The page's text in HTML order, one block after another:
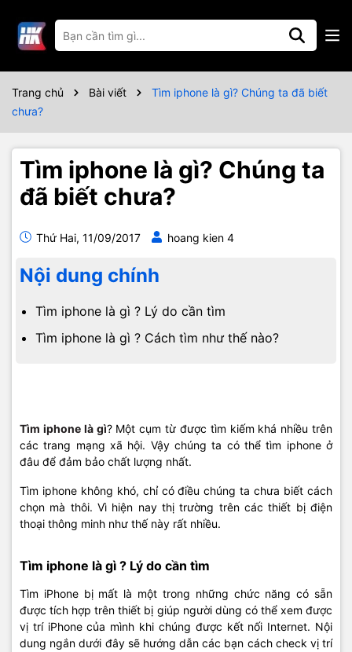
Trang chủ Bài viết
Tìm iphone là gì? Chúng ta đã biết
chưa?
Tìm iphone là gì? Chúng ta
đã biết chưa?
Thứ Hai, 11/09/2017 hoang kien 4
Nội dung chính
Tìm iphone là gì ? Lý do cần tìm
Tìm iphone là gì ? Cách tìm như thế nào?
Tìm iphone là gì? Một cụm từ được tìm kiếm khá nhiều trên
các trang mạng xã hội. Vậy chúng ta có thể tìm iphone ở
đâu để đảm bảo chất lượng nhất.
Tìm iphone không khó, chỉ có điều chúng ta chưa biết cách
chọn mà thôi. Vì hiện nay thị trường trên các thiết bị điện
thoại thông minh như thế này rất nhiều.
Tìm iphone là gì ? Lý do cần tìm
Tìm iPhone bị mất là một trong những chức năng có sẵn
được tích hợp trên thiết bị giúp người dùng có thể xem được
vị trí iPhone của mình khi chúng được kết nối Internet. Nội
dung ngắn dưới đây sẽ hướng dẫn các bạn cách check vị trí